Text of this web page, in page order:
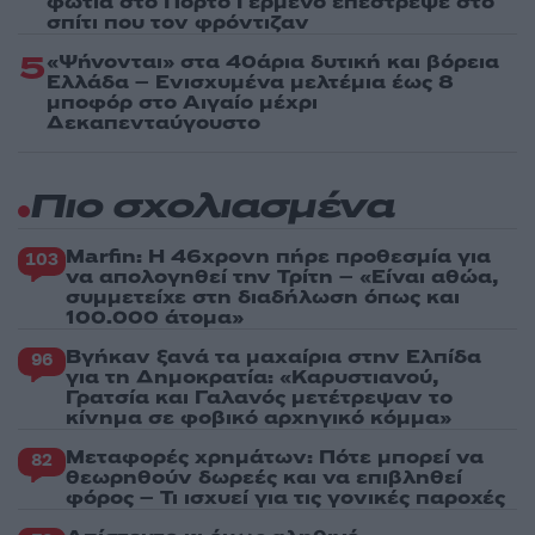
σπίτι που τον φρόντιζαν
5«Ψήνονται» στα 40άρια δυτική και βόρεια
Ελλάδα – Ενισχυμένα μελτέμια έως 8
μποφόρ στο Αιγαίο μέχρι
Δεκαπενταύγουστο
Πιο σχολιασμένα
103 Marfin: Η 46χρονη πήρε προθεσμία για
να απολογηθεί την Τρίτη – «Είναι αθώα,
συμμετείχε στη διαδήλωση όπως και
100.000 άτομα»
96 Βγήκαν ξανά τα μαχαίρια στην Ελπίδα
για τη Δημοκρατία: «Καρυστιανού,
Γρατσία και Γαλανός μετέτρεψαν το
κίνημα σε φοβικό αρχηγικό κόμμα»
82 Μεταφορές χρημάτων: Πότε μπορεί να
θεωρηθούν δωρεές και να επιβληθεί
φόρος – Τι ισχυεί για τις γονικές παροχές